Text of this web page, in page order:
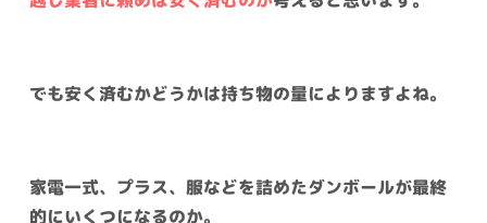
でも安く済むかどうかは持ち物の量によりますよね。
家電一式、プラス、服などを詰めたダンボールが最終
的にいくつになるのか。